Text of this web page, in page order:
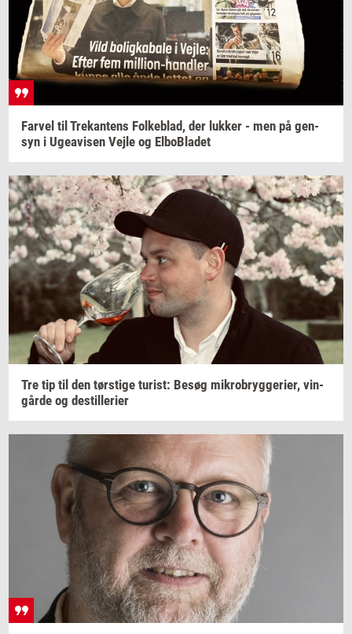
Far­vel tilTre­kan­tens Fol­ke­blad, der luk­ker - men på gen­
syn i Ugea­vi­sen Vejle og El­boBla­det
Tre tip til den tørsti­ge turist: Besøg mi­kro­bryg­ge­ri­er, vin­
går­de og destil­le­ri­er